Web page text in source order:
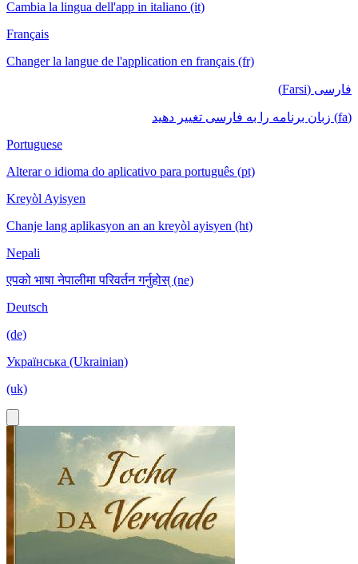
Cambia la lingua dell'app in italiano (it)
Français
Changer la langue de l'application en français (fr)
فارسی (Farsi)
(fa) زبان برنامه را به فارسی تغییر دهید
Portuguese
Alterar o idioma do aplicativo para português (pt)
Kreyòl Ayisyen
Chanje lang aplikasyon an an kreyòl ayisyen (ht)
Nepali
एपको भाषा नेपालीमा परिवर्तन गर्नुहोस् (ne)
Deutsch
(de)
Українська (Ukrainian)
(uk)